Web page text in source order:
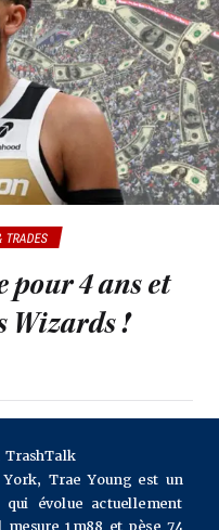
TRADES
pour 4 ans et
Wizards !
TrashTalk
Trae Young est un
évolue actuellement
1m88 et pèse 74